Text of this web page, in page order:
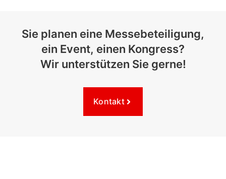
Sie planen eine Messebeteiligung,
ein Event, einen Kongress?
Wir unterstützen Sie gerne!
Kontakt